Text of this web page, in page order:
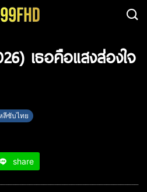
เธอคือแสงส่องใจ
ลีซับไทย
share